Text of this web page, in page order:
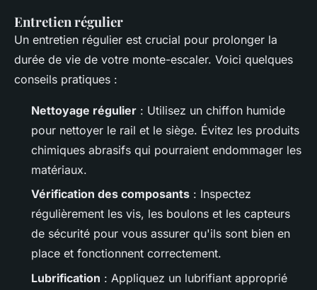
Entretien régulier
Un entretien régulier est crucial pour prolonger la
durée de vie de votre monte-escaler. Voici quelques
conseils pratiques :
Nettoyage régulier : Utilisez un chiffon humide
pour nettoyer le rail et le siège. Évitez les produits
chimiques abrasifs qui pourraient endommager les
matériaux.
Vérification des composants : Inspectez
régulièrement les vis, les boulons et les capteurs
de sécurité pour vous assurer qu'ils sont bien en
place et fonctionnent correctement.
Lubrification : Appliquez un lubrifiant approprié